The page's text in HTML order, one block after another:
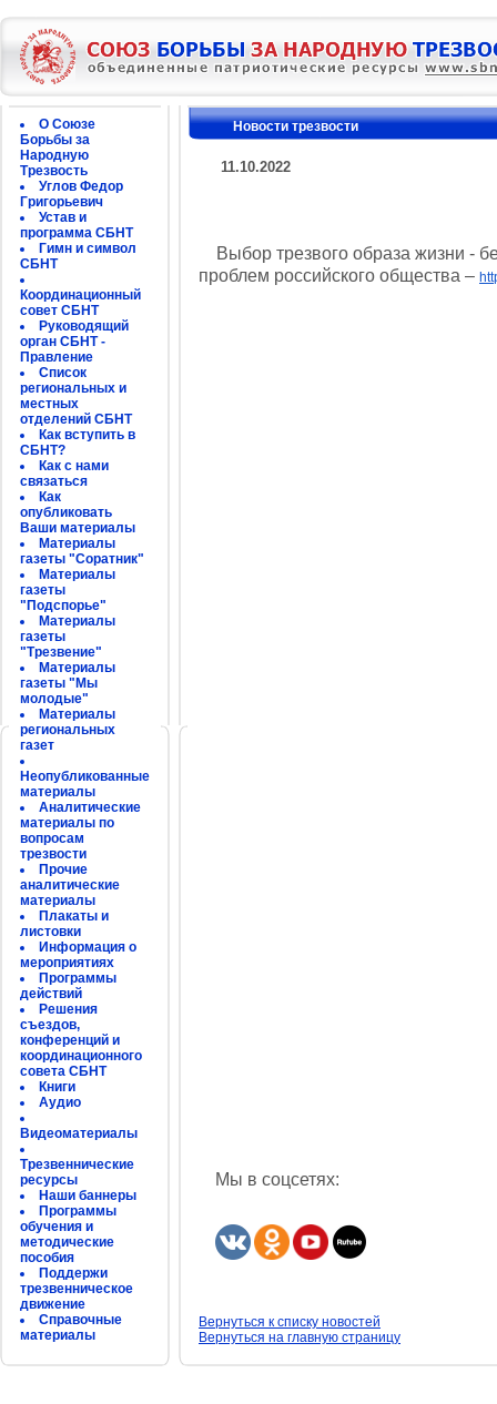
О Союзе
Борьбы за
Народную
Трезвость
Углов Федор
Григорьевич
Устав и
программа СБНТ
Гимн и символ
СБНТ
Координационный
совет СБНТ
Руководящий
орган СБНТ -
Правление
Список
региональных и
местных
отделений СБНТ
Как вступить в
СБНТ?
Как с нами
связаться
Как
опубликовать
Ваши материалы
Материалы
газеты "Соратник"
Материалы
газеты
"Подспорье"
Материалы
газеты
"Трезвение"
Материалы
газеты "Мы
молодые"
Материалы
региональных
газет
Неопубликованные
материалы
Аналитические
материалы по
вопросам
трезвости
Прочие
аналитические
материалы
Плакаты и
листовки
Информация о
мероприятиях
Программы
действий
Решения
съездов,
конференций и
координационного
совета СБНТ
Книги
Аудио
Видеоматериалы
Трезвеннические
ресурсы
Наши баннеры
Программы
обучения и
методические
пособия
Поддержи
трезвенническое
движение
Справочные
материалы
Новости трезвости
11.10.2022
Выбор трезвого образа жизни -
проблем российского общества –
Мы в соцсетях:
Вернуться к списку новостей
Вернуться на главную страницу